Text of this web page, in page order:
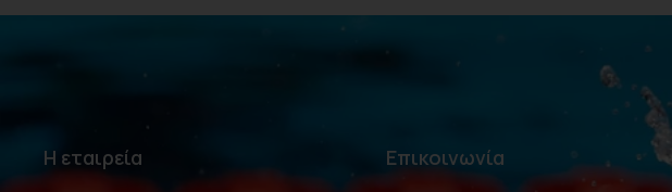
Η εταιρεία Επικοινωνία